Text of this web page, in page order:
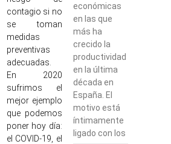
contagio si no
se toman
medidas
preventivas
adecuadas.
En 2020
sufrimos el
mejor ejemplo
que podemos
poner hoy día:
el COVID-19, el
económicas
en las que
más ha
crecido la
productividad
en la última
década en
España. El
motivo está
íntimamente
ligado con los